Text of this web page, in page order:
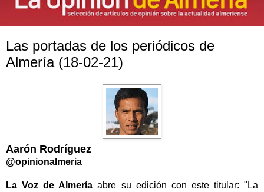
Las portadas de los periódicos de
Almería (18-02-21)
Aarón Rodríguez
@opinionalmeria
La Voz de Almería abre su edición con este titular: "La